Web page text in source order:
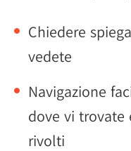
Chiedere
vedete
Navigazione
dove vi trovate
rivolti